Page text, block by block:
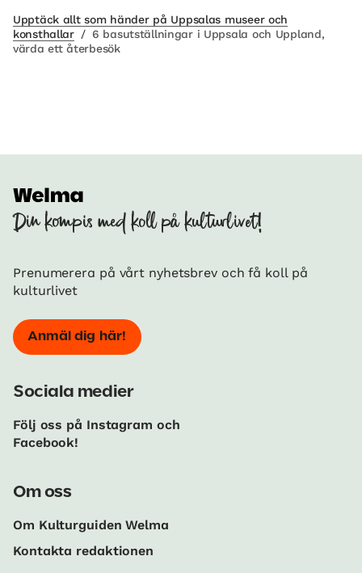
Upptäck allt som händer på Uppsalas museer och
konsthallar / 6 basutställningar i Uppsala och Uppland,
värda ett återbesök
Din kompis med koll på kulturlivet!
Prenumerera på vårt nyhetsbrev och få koll på
kulturlivet
Anmäl dig här!
Sociala medier
Följ oss på Instagram och
Facebook!
Om oss
Om Kulturguiden Welma
Kontakta redaktionen